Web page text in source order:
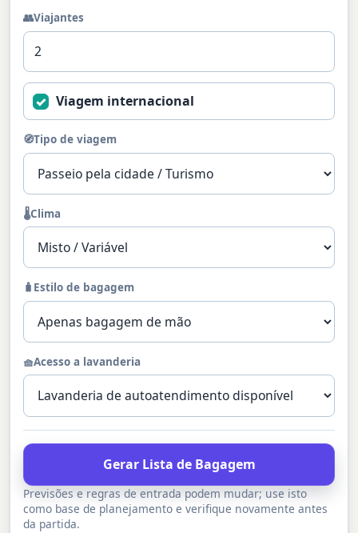
👥Viajantes
✓ Viagem internacional
🧭Tipo de viagem
🌡️Clima
🧳 Estilo de bagagem
🧺Acesso a lavanderia
Gerar Lista de Bagagem
Previsões e regras de entrada podem mudar; use isto
como base de planejamento e verifique novamente antes
da partida.